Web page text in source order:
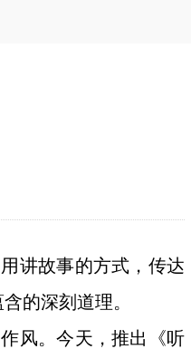
讲故事的方式，传达
的深刻道理。
风。今天，推出《听